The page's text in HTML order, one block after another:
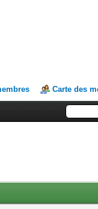
Carte des